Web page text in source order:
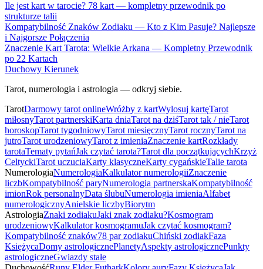
Ile jest kart w tarocie? 78 kart — kompletny przewodnik po
strukturze talii
Kompatybilność Znaków Zodiaku — Kto z Kim Pasuje? Najlepsze
i Najgorsze Połączenia
Znaczenie Kart Tarota: Wielkie Arkana — Kompletny Przewodnik
po 22 Kartach
Duchowy Kierunek
Tarot, numerologia i astrologia — odkryj siebie.
TarotDarmowy tarot onlineWróżby z kartWylosuj kartęTarot
miłosnyTarot partnerskiKarta dniaTarot na dziśTarot tak / nieTarot
horoskopTarot tygodniowyTarot miesięcznyTarot rocznyTarot na
jutroTarot urodzeniowyTarot z imieniaZnaczenie kartRozkłady
tarotaTematy pytańJak czytać tarota?Tarot dla początkującychKrzyż
CeltyckiTarot uczuciaKarty klasyczneKarty cygańskieTalie tarota
NumerologiaNumerologiaKalkulator numerologiiZnaczenie
liczbKompatybilność paryNumerologia partnerskaKompatybilność
imionRok personalnyData ślubuNumerologia imieniaAlfabet
numerologicznyAnielskie liczbyBiorytm
AstrologiaZnaki zodiakuJaki znak zodiaku?Kosmogram
urodzeniowyKalkulator kosmogramuJak czytać kosmogram?
Kompatybilność znaków78 par zodiakuChiński zodiakFaza
KsiężycaDomy astrologicznePlanetyAspekty astrologicznePunkty
astrologiczneGwiazdy stałe